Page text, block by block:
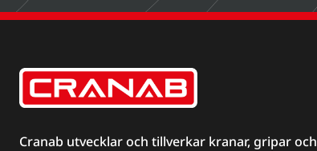
Cranab utvecklar och tillverkar kranar, gripar och